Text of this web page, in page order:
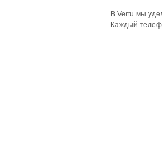
В Vertu мы
Каждый